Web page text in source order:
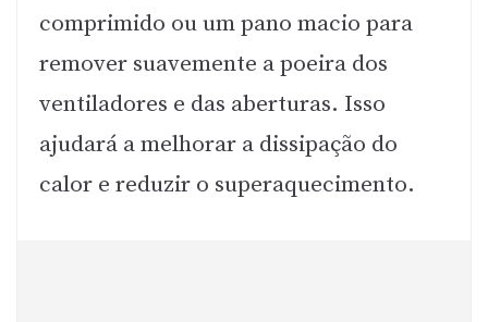
comprimido ou um pano macio para
remover suavemente a poeira dos
ventiladores e das aberturas. Isso
ajudará a melhorar a dissipação do
calor e reduzir o superaquecimento.